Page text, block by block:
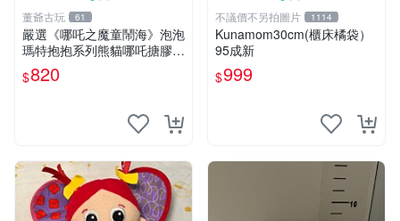
董爺古玩 61
嚴選《哪吒之魔童鬧海》泡泡
瑪特抱抱系列熊貓哪吒搪膠臉
毛絨， STATE：如圖顯示 哪
吒 毛絨公仔 泡泡瑪特
$820
不議價不另拍圖片 1114
Kunamom30cm(櫃床橘袋）
95成新
$999